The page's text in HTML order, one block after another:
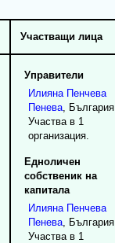
Участващи лица
Управители
Илияна Пенчева
Пенева, България
Участва в 1
организация.
Едноличен
собственик на
капитала
Илияна Пенчева
Пенева, България
Участва в 1